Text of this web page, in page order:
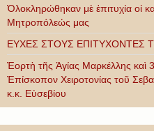
Ὁλοκληρώθηκαν μὲ ἐπιτυχία οἱ
Μητροπόλεώς μας
ΕΥΧΕΣ ΣΤΟΥΣ ΕΠΙΤΥΧΟΝΤΕΣ
Ἑορτὴ τῆς Ἁγίας Μαρκέλλης καὶ
Ἐπίσκοπον Χειροτονίας τοῦ
κ.κ. Εὐσεβίου